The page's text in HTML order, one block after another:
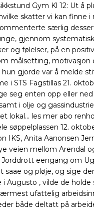
Gym Kl 12: Ut å
skatter vi kan finne i
særlig
gjennom
og følelser, på en
målsetting, motivasjon
gjorde var å melde
i STS Fagstillas 21.
seg enten opp eller
i olje og
lokal… les mer abo
søppelplassen 12.
IKS, Anita Aanonsen
veien mellom Arendal
Jorddrott eengang om
saae og pløje, og sige
Augusto , vilde de holde
ufattelig
både deltatt på